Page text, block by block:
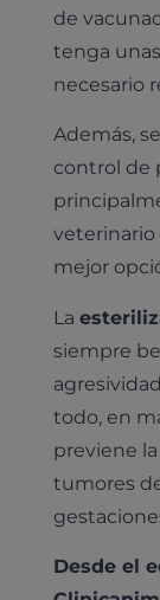
de
tenga
necesario
Además,
control de
veterinario
mejor
La
siempre
todo, en
previene
tumores
Desde el